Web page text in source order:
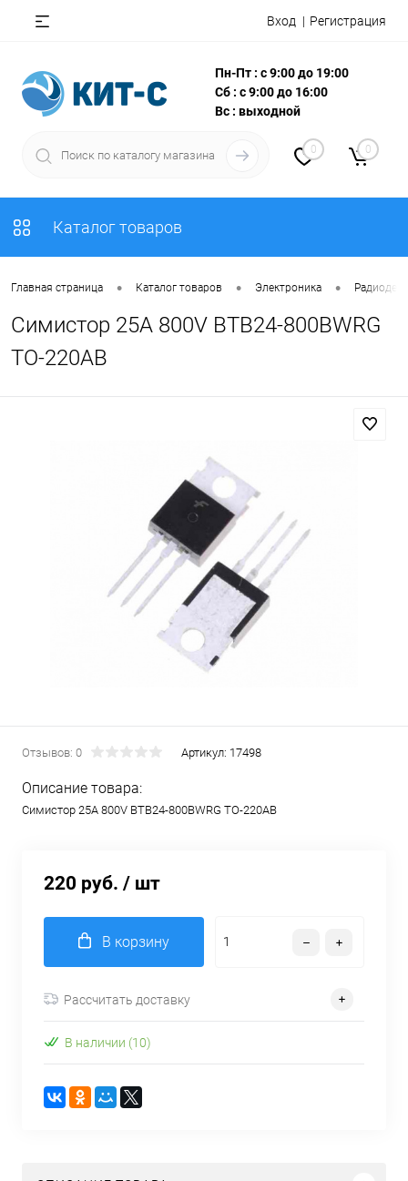
Вход Регистрация
Пн-Пт : с 9:00 до 19:00
Сб : с 9:00 до 16:00
Вс : выходной
0 0
Каталог товаров
Главная страница • Каталог товаров • Электроника •
Симистор 25A 800V BTB24-800BWRG
TO-220AB
Отзывов: 0 Артикул: 17498
Описание товара:
Симистор 25A 800V BTB24-800BWRG TO-220AB
220 руб. / шт
В корзину
Рассчитать доставку
В наличии (10)